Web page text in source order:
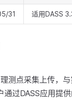
31 适用DASS
测点采集上传，
过DASS应用提供